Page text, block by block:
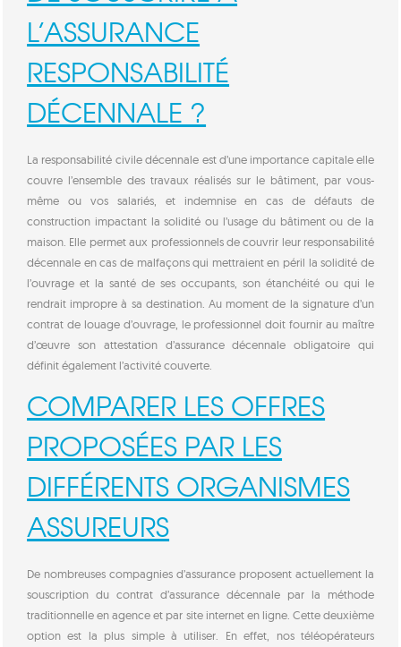
L’ASSURANCE
RESPONSABILITÉ
DÉCENNALE ?
La responsabilité civile décennale est d’une importance capitale elle
couvre l’ensemble des travaux réalisés sur le bâtiment, par vous-
même ou vos salariés, et indemnise en cas de défauts de
construction impactant la solidité ou l’usage du bâtiment ou de la
maison. Elle permet aux professionnels de couvrir leur responsabilité
décennale en cas de malfaçons qui mettraient en péril la solidité de
l’ouvrage et la santé de ses occupants, son étanchéité ou qui le
rendrait impropre à sa destination. Au moment de la signature d’un
contrat de louage d’ouvrage, le professionnel doit fournir au maître
d’œuvre son attestation d’assurance décennale obligatoire qui
définit également l’activité couverte.
COMPARER LES OFFRES
PROPOSÉES PAR LES
DIFFÉRENTS ORGANISMES
ASSUREURS
De nombreuses compagnies d’assurance proposent actuellement la
souscription du contrat d’assurance décennale par la méthode
traditionnelle en agence et par site internet en ligne. Cette deuxième
option est la plus simple à utiliser. En effet, nos téléopérateurs